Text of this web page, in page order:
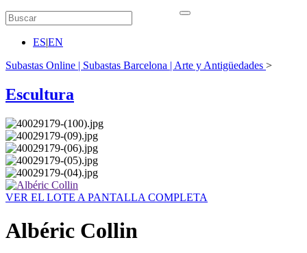
ES|EN
Subastas Online | Subastas Barcelona | Arte y Antigüedades >
Escultura
VER EL LOTE A PANTALLA COMPLETA
Albéric Collin